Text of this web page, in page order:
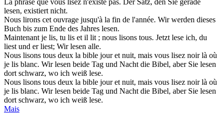
La phrase que vous lisez n'existe pas. Der Satz, den Sie gerade
lesen, existiert nicht.
Nous lirons cet ouvrage jusqu'à la fin de l'année. Wir werden dieses
Buch bis zum Ende des Jahres lesen.
Maintenant je lis, tu lis et il lit ; nous lisons tous. Jetzt lese ich, du
liest und er liest; Wir lesen alle.
Nous lisons tous deux la bible jour et nuit, mais vous lisez noir là où
je lis blanc. Wir lesen beide Tag und Nacht die Bibel, aber Sie lesen
dort schwarz, wo ich weiß lese.
Nous lisons tous deux la bible jour et nuit, mais vous lisez noir là où
je lis blanc. Wir lesen beide Tag und Nacht die Bibel, aber Sie lesen
dort schwarz, wo ich weiß lese.
Mais